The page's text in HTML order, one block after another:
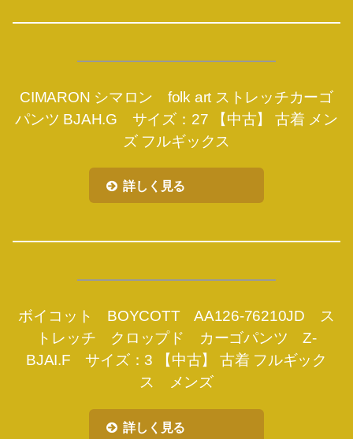
CIMARON シマロン folk art ストレッチカーゴ
パンツ BJAH.G サイズ：27 【中古】 古着 メン
ズ フルギックス
詳しく見る
ボイコット BOYCOTT AA126-76210JD ス
トレッチ クロップド カーゴパンツ Z-
BJAI.F サイズ：3 【中古】 古着 フルギック
ス メンズ
詳しく見る